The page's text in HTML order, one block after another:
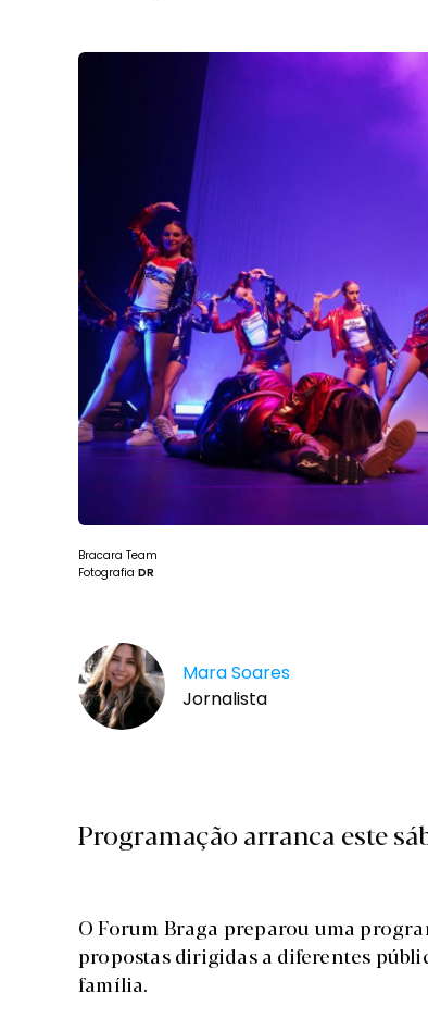
Bracara Team
Fotografia DR
Mara Soares
Jornalista
Programação arranca este
O Forum Braga preparou uma
propostas dirigidas a diferentes
família.